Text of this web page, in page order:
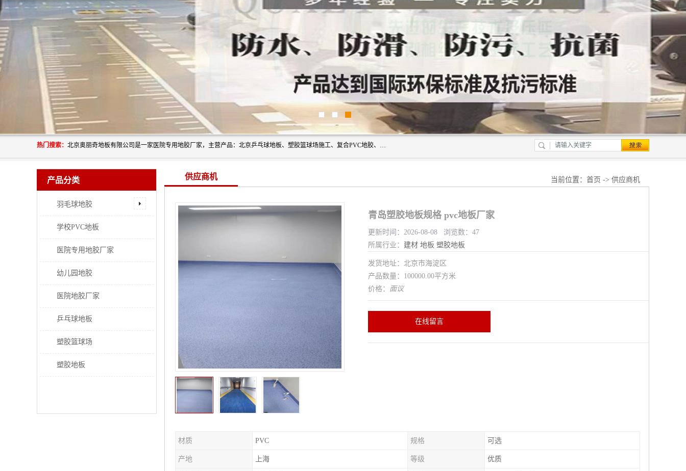
热门搜索： 北京奥丽奇地板有限公司是一家医院专用地胶厂家，主营产品：北京乒乓球地板、塑胶篮球场施工、复合PVC地胶、学校PVC地板、幼儿园地胶等，奥丽奇是一家销售为一体PVC地板，塑胶地板为主的销售企业，公司所生产的PVC塑胶地板产品主要用于办公楼、医院、 机场、学校、幼儿园、商场、交通工具、宾馆、车站等公共场所。
产品分类
羽毛球地胶
学校PVC地板
医院专用地胶厂家
幼儿园地胶
医院地胶厂家
乒乓球地板
塑胶篮球场
塑胶地板
供应商机 当前位置： 首页 -> 供应商机
青岛塑胶地板规格 pvc地板厂家
更新时间：2026-08-08 浏览数：47
所属行业： 建材 地板 塑胶地板
发货地址：北京市海淀区
产品数量：100000.00平方米
价格： 面议
在线留言
材质 PVC 规格 可选
产地 上海 等级 优质